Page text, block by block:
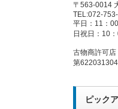
〒563-0014
TEL:072-
平日：11：
日祝日：10
古物商許可
第
ピック